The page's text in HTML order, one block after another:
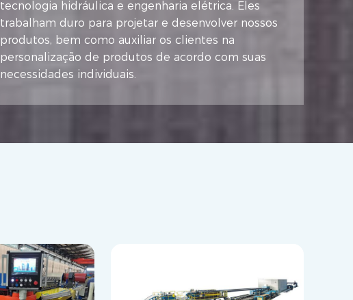
tecnologia hidráulica e engenharia elétrica. Eles
trabalham duro para projetar e desenvolver nossos
produtos, bem como auxiliar os clientes na
personalização de produtos de acordo com suas
necessidades individuais.